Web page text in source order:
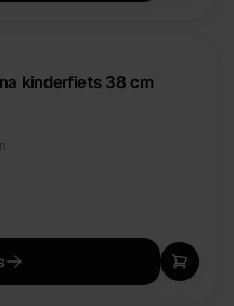
kinderfiets 38 cm